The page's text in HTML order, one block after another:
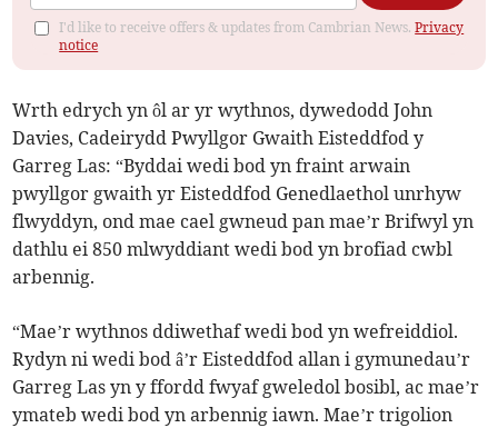
I'd like to receive offers & updates from Cambrian News.Privacy
notice
Wrth edrych yn ôl ar yr wythnos, dywedodd John
Davies, Cadeirydd Pwyllgor Gwaith Eisteddfod y
Garreg Las: “Byddai wedi bod yn fraint arwain
pwyllgor gwaith yr Eisteddfod Genedlaethol unrhyw
flwyddyn, ond mae cael gwneud pan mae’r Brifwyl yn
dathlu ei 850 mlwyddiant wedi bod yn brofiad cwbl
arbennig.
“Mae’r wythnos ddiwethaf wedi bod yn wefreiddiol.
Rydyn ni wedi bod â’r Eisteddfod allan i gymunedau’r
Garreg Las yn y ffordd fwyaf gweledol bosibl, ac mae’r
ymateb wedi bod yn arbennig iawn. Mae’r trigolion